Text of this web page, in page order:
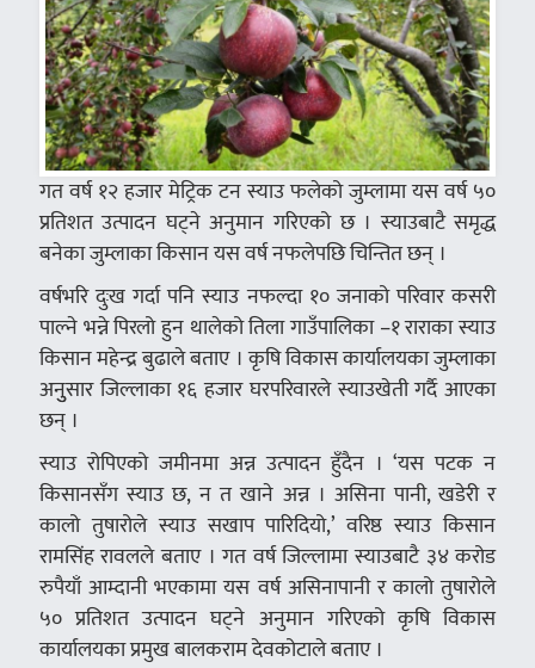
गत वर्ष १२ हजार मेट्रिक टन स्याउ फलेको जुम्लामा यस वर्ष ५०
प्रतिशत उत्पादन घट्ने अनुमान गरिएको छ । स्याउबाटै समृद्ध
बनेका जुम्लाका किसान यस वर्ष नफलेपछि चिन्तित छन् ।
वर्षभरि दुःख गर्दा पनि स्याउ नफल्दा १० जनाको परिवार कसरी
पाल्ने भन्ने पिरलो हुन थालेको तिला गाउँपालिका –१ राराका स्याउ
किसान महेन्द्र बुढाले बताए । कृषि विकास कार्यालयका जुम्लाका
अनुुसार जिल्लाका १६ हजार घरपरिवारले स्याउखेती गर्दै आएका
छन् ।
स्याउ रोपिएको जमीनमा अन्न उत्पादन हुँदैन । ‘यस पटक न
किसानसँग स्याउ छ, न त खाने अन्न । असिना पानी, खडेरी र
कालो तुषारोले स्याउ सखाप पारिदियो,’ वरिष्ठ स्याउ किसान
रामसिंह रावलले बताए । गत वर्ष जिल्लामा स्याउबाटै ३४ करोड
रुपैयाँ आम्दानी भएकामा यस वर्ष असिनापानी र कालो तुषारोले
५० प्रतिशत उत्पादन घट्ने अनुमान गरिएको कृषि विकास
कार्यालयका प्रमुख बालकराम देवकोटाले बताए ।